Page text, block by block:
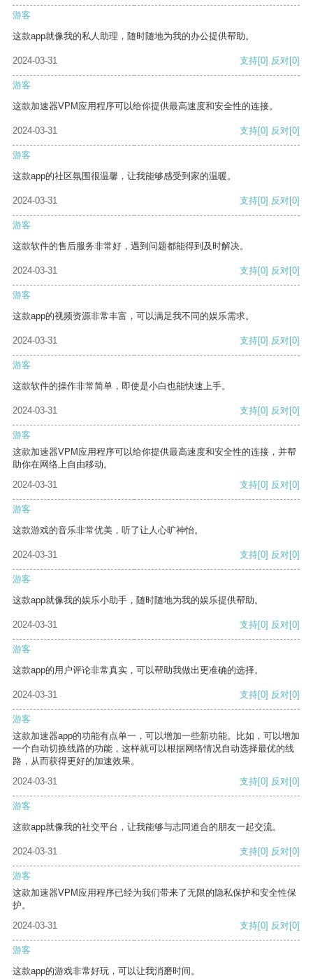
游客
这款app就像我的私人助理，随时随地为我的办公提供帮助。
2024-03-31 支持[0] 反对[0]
游客
这款加速器VPM应用程序可以给你提供最高速度和安全性的连接。
2024-03-31 支持[0] 反对[0]
游客
这款app的社区氛围很温馨，让我能够感受到家的温暖。
2024-03-31 支持[0] 反对[0]
游客
这款软件的售后服务非常好，遇到问题都能得到及时解决。
2024-03-31 支持[0] 反对[0]
游客
这款app的视频资源非常丰富，可以满足我不同的娱乐需求。
2024-03-31 支持[0] 反对[0]
游客
这款软件的操作非常简单，即使是小白也能快速上手。
2024-03-31 支持[0] 反对[0]
游客
这款加速器VPM应用程序可以给你提供最高速度和安全性的连接，并帮
助你在网络上自由移动。
2024-03-31
支持[0] 反对[0]
游客
这款游戏的音乐非常优美，听了让人心旷神怡。
2024-03-31 支持[0] 反对[0]
游客
这款app就像我的娱乐小助手，随时随地为我的娱乐提供帮助。
2024-03-31 支持[0] 反对[0]
游客
这款app的用户评论非常真实，可以帮助我做出更准确的选择。
2024-03-31 支持[0] 反对[0]
游客
这款加速器app的功能有点单一，可以增加一些新功能。比如，可以增加
一个自动切换线路的功能，这样就可以根据网络情况自动选择最优的线
路，从而获得更好的加速效果。
2024-03-31
支持[0] 反对[0]
游客
这款app就像我的社交平台，让我能够与志同道合的朋友一起交流。
2024-03-31 支持[0] 反对[0]
游客
这款加速器VPM应用程序已经为我们带来了无限的隐私保护和安全性保
护。
2024-03-31
支持[0] 反对[0]
游客
这款app的游戏非常好玩，可以让我消磨时间。